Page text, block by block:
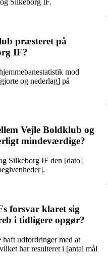
præsteret på
IF?
mod
og nederlag] på
Vejle Boldklub og
mindeværdige?
Silkeborg IF den [dato]
forsvar klaret sig
i tidligere opgør?
udfordringer med at
har resulteret i [antal mål